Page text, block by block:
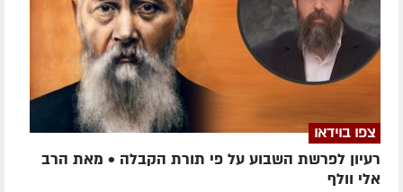
צפו בוידאו
רעיון לפרשת השבוע על פי תורת הקבלה • מאת הרב
אלי וולף